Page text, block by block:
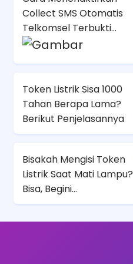
Collect SMS Otomatis
Telkomsel Terbukti
Efektif dan
Token Listrik Sisa 1000
Tahan Berapa Lama?
Berikut Penjelasannya
Bisakah Mengisi Token
Listrik Saat Mati Lampu?
Bisa, Begini
Penjelasannya